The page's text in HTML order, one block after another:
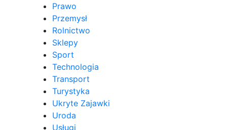
Prawo
Przemysł
Rolnictwo
Sklepy
Sport
Technologia
Transport
Turystyka
Ukryte Zajawki
Uroda
Usługi